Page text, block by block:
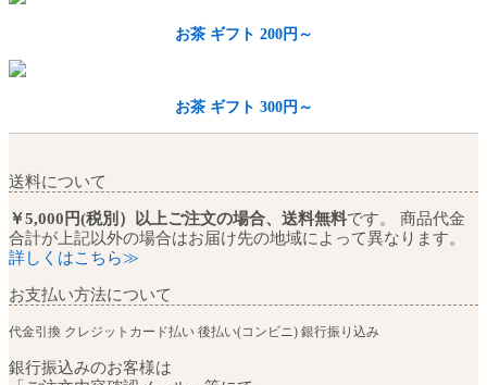
お茶 ギフト 200円～
お茶 ギフト 300円～
送料について
￥5,000円(税別）以上ご注文の場合、送料無料です。 商品代金
合計が上記以外の場合はお届け先の地域によって異なります。
詳しくはこちら≫
お支払い方法について
代金引換 クレジットカード払い 後払い(コンビニ) 銀行振り込み
銀行振込みのお客様は